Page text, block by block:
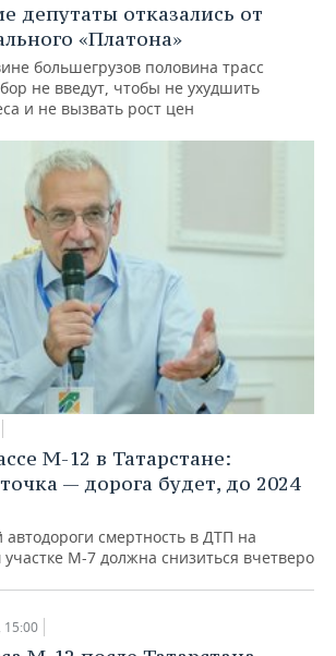
депутаты отказались от
«Платона»
большегрузов половина трасс
не введут, чтобы не ухудшить
и не вызвать рост цен
М-12 в Татарстане:
— дорога будет, до 2024
автодороги смертность в ДТП на
участке М-7 должна снизиться вчетверо
15:00